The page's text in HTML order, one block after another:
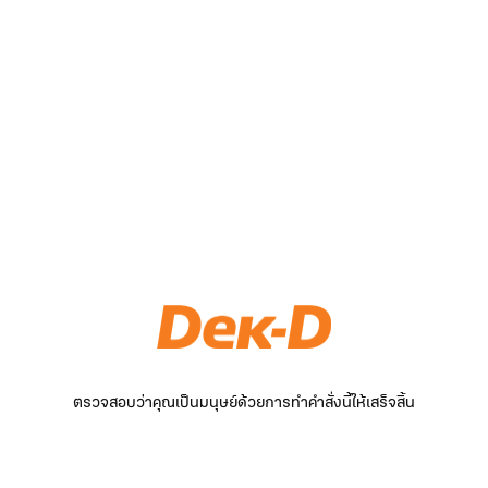
ตรวจสอบว่าคุณเป็นมนุษย์ด้วยการทำคำสั่งนี้ให้เสร็จสิ้น